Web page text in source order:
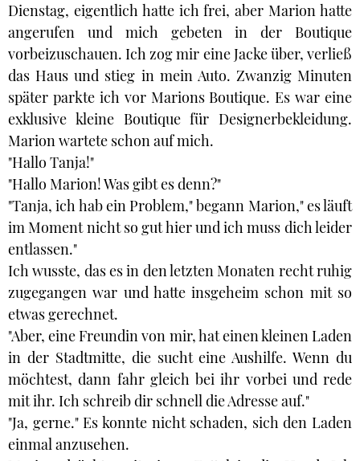
Dienstag, eigentlich hatte ich frei, aber Marion hatte
angerufen und mich gebeten in der Boutique
vorbeizuschauen. Ich zog mir eine Jacke über, verließ
das Haus und stieg in mein Auto. Zwanzig Minuten
später parkte ich vor Marions Boutique. Es war eine
exklusive kleine Boutique für Designerbekleidung.
Marion wartete schon auf mich.
"Hallo Tanja!"
"Hallo Marion! Was gibt es denn?"
"Tanja, ich hab ein Problem," begann Marion," es läuft
im Moment nicht so gut hier und ich muss dich leider
entlassen."
Ich wusste, das es in den letzten Monaten recht ruhig
zugegangen war und hatte insgeheim schon mit so
etwas gerechnet.
"Aber, eine Freundin von mir, hat einen kleinen Laden
in der Stadtmitte, die sucht eine Aushilfe. Wenn du
möchtest, dann fahr gleich bei ihr vorbei und rede
mit ihr. Ich schreib dir schnell die Adresse auf."
"Ja, gerne." Es konnte nicht schaden, sich den Laden
einmal anzusehen.